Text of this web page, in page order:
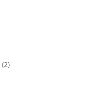
(2)